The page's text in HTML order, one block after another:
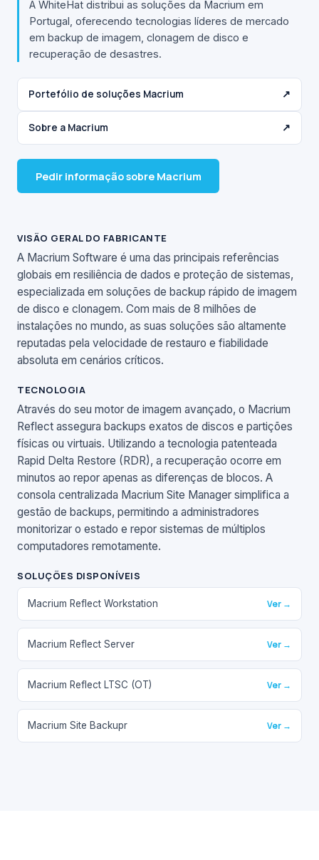
A WhiteHat distribui as soluções da Macrium em
Portugal, oferecendo tecnologias líderes de mercado
em backup de imagem, clonagem de disco e
recuperação de desastres.
Portefólio de soluções Macrium ↗
Sobre a Macrium ↗
Pedir informação sobre Macrium
VISÃO GERAL DO FABRICANTE
A Macrium Software é uma das principais referências
globais em resiliência de dados e proteção de sistemas,
especializada em soluções de backup rápido de imagem
de disco e clonagem. Com mais de 8 milhões de
instalações no mundo, as suas soluções são altamente
reputadas pela velocidade de restauro e fiabilidade
absoluta em cenários críticos.
TECNOLOGIA
Através do seu motor de imagem avançado, o Macrium
Reflect assegura backups exatos de discos e partições
físicas ou virtuais. Utilizando a tecnologia patenteada
Rapid Delta Restore (RDR), a recuperação ocorre em
minutos ao repor apenas as diferenças de blocos. A
consola centralizada Macrium Site Manager simplifica a
gestão de backups, permitindo a administradores
monitorizar o estado e repor sistemas de múltiplos
computadores remotamente.
SOLUÇÕES DISPONÍVEIS
Macrium Reflect Workstation Ver →
Macrium Reflect Server Ver →
Macrium Reflect LTSC (OT) Ver →
Macrium Site Backupr Ver →